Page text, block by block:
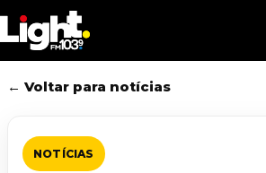
to
main
content
← Voltar para notícias
NOTÍCIAS